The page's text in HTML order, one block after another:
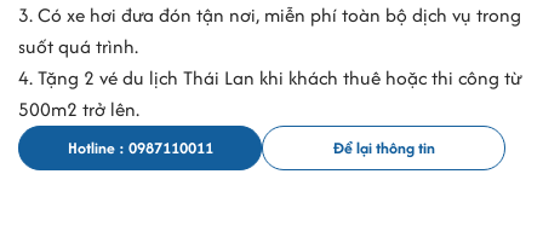
3. Có xe hơi đưa đón tận nơi, miễn phí toàn bộ dịch vụ trong
suốt quá trình.
4. Tặng 2 vé du lịch Thái Lan khi khách thuê hoặc thi công từ
500m2 trở lên.
Hotline : 0987110011 Để lại thông tin